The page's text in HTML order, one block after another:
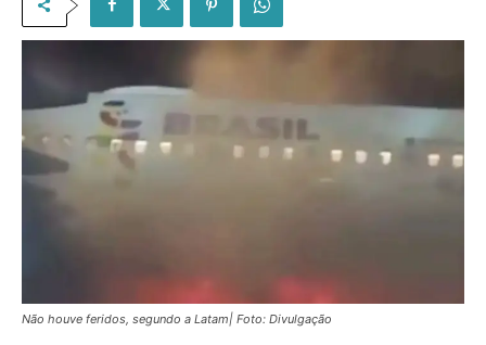
Não houve feridos, segundo a Latam| Foto: Divulgação